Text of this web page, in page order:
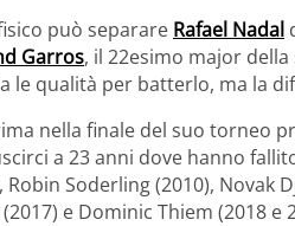
può separare Rafael Nadal
Garros, il 22esimo major
le qualità per batterlo, ma la
nella finale del suo torneo
a 23 anni dove hanno
Robin Soderling (2010), Novak
e Dominic Thiem (2018 e